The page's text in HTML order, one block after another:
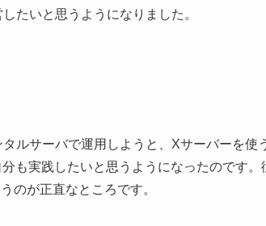
たいと思うようになりました。
ルサーバで運用しようと、Xサーバーを使
も実践したいと思うようになったのです
のが正直なところです。